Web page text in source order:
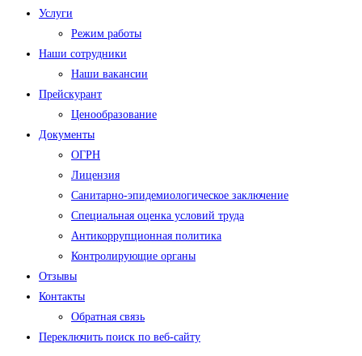
Услуги
Режим работы
Наши сотрудники
Наши вакансии
Прейскурант
Ценообразование
Документы
ОГРН
Лицензия
Санитарно-эпидемиологическое заключение
Специальная оценка условий труда
Антикоррупционная политика
Контролирующие органы
Отзывы
Контакты
Обратная связь
Переключить поиск по веб-сайту